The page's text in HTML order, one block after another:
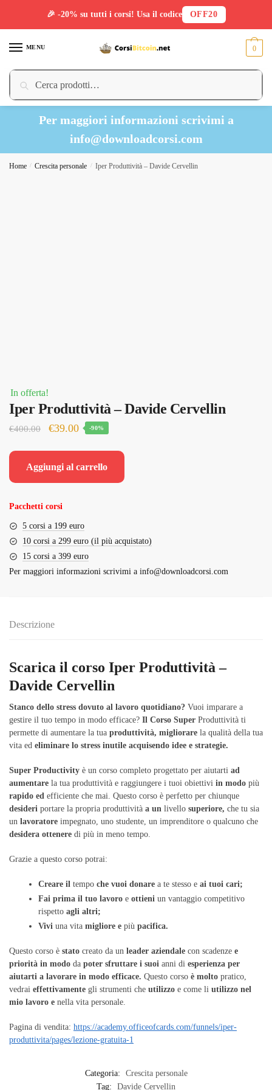
MENU
Cerca:
Cerca
0
Per maggiori informazioni scrivimi a
info@downloadcorsi.com
Home / Crescita personale / Iper Produttività – Davide Cervellin
In offerta!
Iper Produttività – Davide Cervellin
€400.00
Il
originale
€39.00Il
attuale
-90%
Aggiungi al carrello
Pacchetti corsi
5 corsi a 199 euro
10 corsi a 299 euro (il più acquistato)
15 corsi a 399 euro
Per maggiori informazioni scrivimi a info@downloadcorsi.com
Descrizione
Scarica il corso Iper Produttività –
Davide Cervellin
Stanco dello stress dovuto al lavoro quotidiano? Vuoi imparare a
gestire il tuo tempo in modo efficace? Il Corso Super Produttività ti
permette di aumentare la tua produttività, migliorare la qualità della tua
vita ed eliminare lo stress inutile acquisendo idee e strategie.
Super Productivity è un corso completo progettato per aiutarti ad
aumentare la tua produttività e raggiungere i tuoi obiettivi in ​​modo più
rapido ed efficiente che mai. Questo corso è perfetto per chiunque
desideri portare la propria produttività a un livello superiore, che tu sia
un lavoratore impegnato, uno studente, un imprenditore o qualcuno che
desidera ottenere di più in meno tempo.
Grazie a questo corso potrai:
Creare il tempo che vuoi donare a te stesso e ai tuoi cari;
Fai prima il tuo lavoro e ottieni un vantaggio competitivo
rispetto agli altri;
Vivi una vita migliore e più pacifica.
Questo corso è stato creato da un leader aziendale con scadenze e
priorità in modo da poter sfruttare i suoi anni di esperienza per
aiutarti a lavorare in modo efficace. Questo corso è molto pratico,
vedrai effettivamente gli strumenti che utilizzo e come li utilizzo nel
mio lavoro e nella vita personale.
Pagina di vendita: https://academy.officeofcards.com/funnels/iper-
produttivita/pages/lezione-gratuita-1
Categoria:
Crescita personale
Tag:
Davide Cervellin
🎉 -20% su tutti i corsi! Usa il codice OFF20